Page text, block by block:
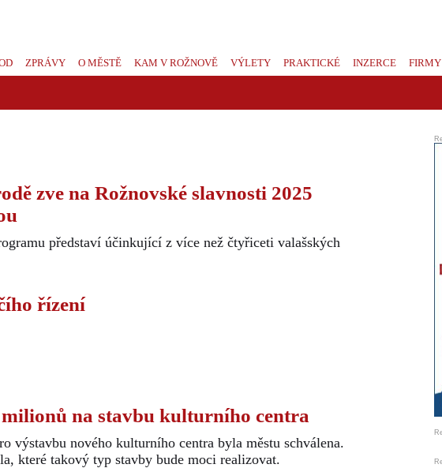
ZPRÁVY O MĚSTĚ KAM V ROŽNOVĚ VÝLETY PRAKTICKÉ INZERCE FIRMY
zve na Rožnovské slavnosti 2025
představí účinkující z více než čtyřiceti valašských
řízení
na stavbu kulturního centra
výstavbu nového kulturního centra byla městu schválena.
které takový typ stavby bude moci realizovat.